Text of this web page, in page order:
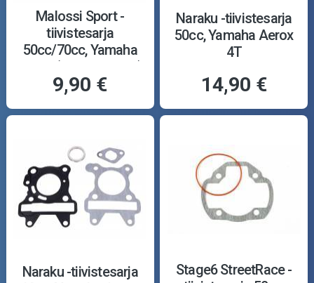
Malossi Sport -
tiivistesarja
50cc/70cc, Yamaha
Aerox (Minarelli, vesi)
9,90 €
Naraku -tiivistesarja
50cc, Yamaha Aerox
4T
14,90 €
Naraku -tiivistesarja
Stage6 StreetRace -